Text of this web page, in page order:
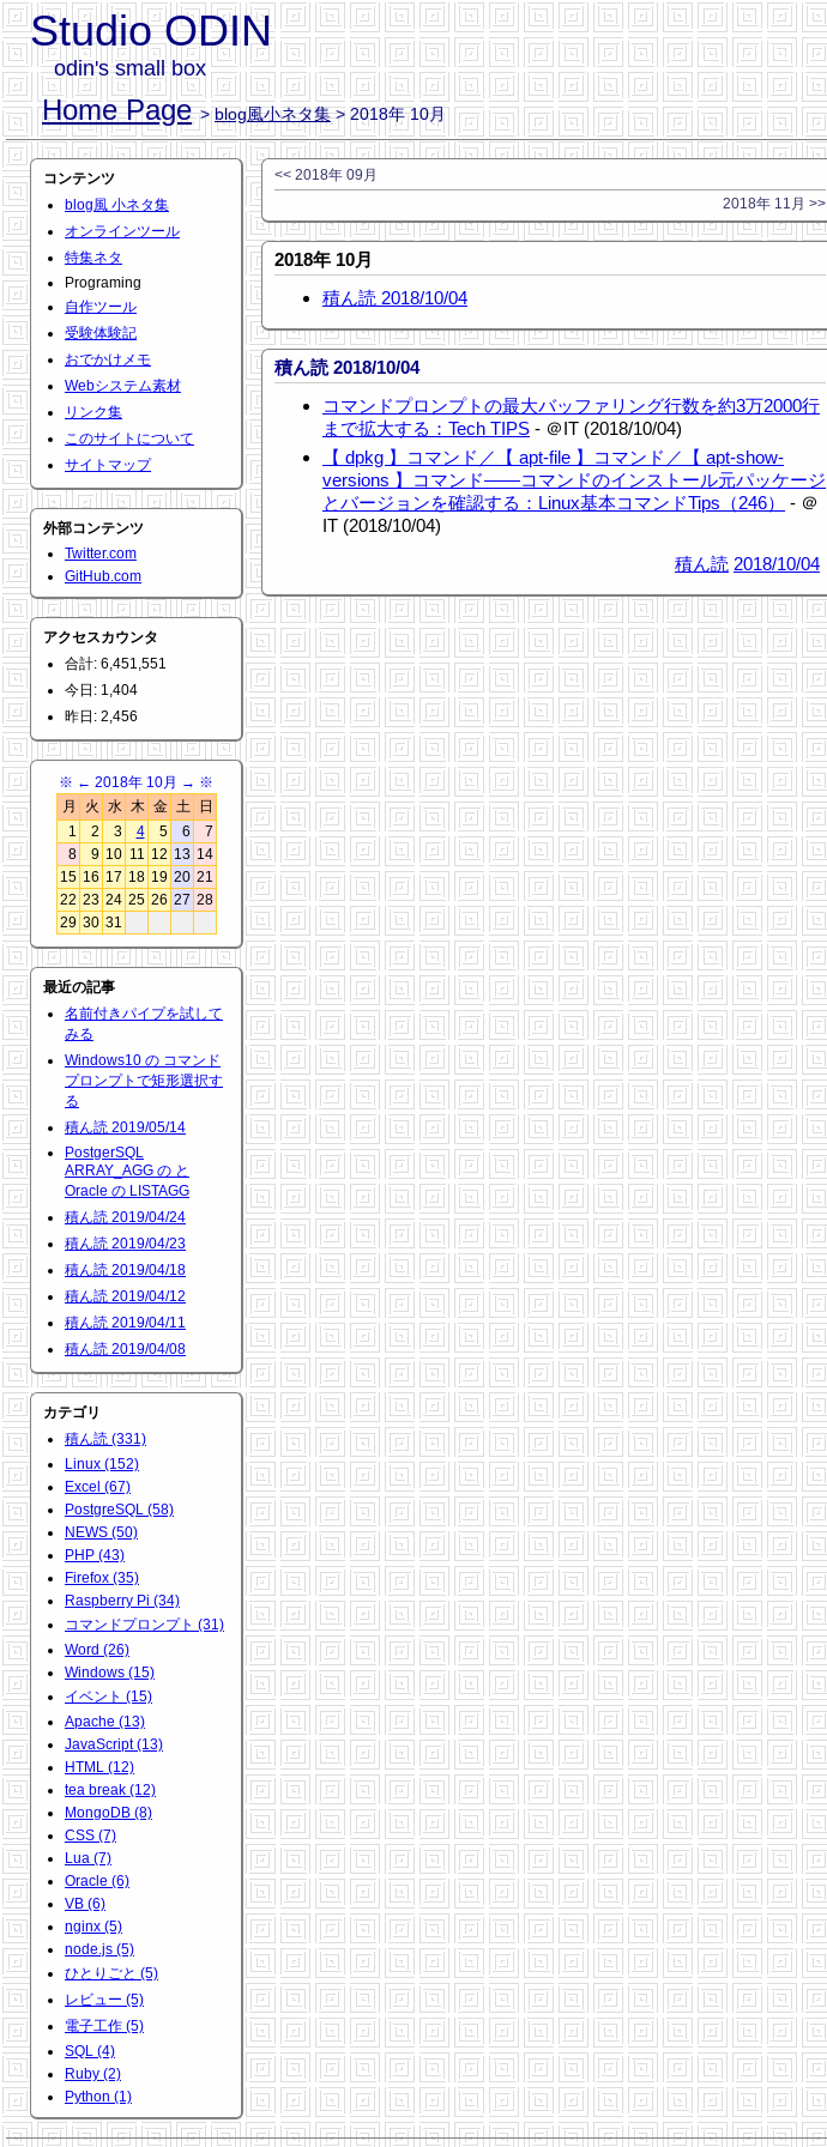
Studio ODIN
odin's small box
Home Page >blog風小ネタ集> 2018年 10月
コンテンツ
blog風 小ネタ集
オンラインツール
特集ネタ
Programing
自作ツール
受験体験記
おでかけメモ
Webシステム素材
リンク集
このサイトについて
サイトマップ
外部コンテンツ
Twitter.com
GitHub.com
アクセスカウンタ
合計: 6,451,551
今日: 1,404
昨日: 2,456
※ ← 2018年 10月 → ※
月
火 水 木 金 土
日
1
2 3 4 5 6
7
8
9 10 11 12 13 14
15 16 17 18 19 20 21
22 23 24 25 26 27 28
29 30 31
最近の記事
名前付きパイプを試して
みる
Windows10 の コマンド
プロンプトで矩形選択す
る
積ん読 2019/05/14
PostgerSQL
ARRAY_AGG の と
Oracle の LISTAGG
積ん読 2019/04/24
積ん読 2019/04/23
積ん読 2019/04/18
積ん読 2019/04/12
積ん読 2019/04/11
積ん読 2019/04/08
カテゴリ
積ん読 (331)
Linux (152)
Excel (67)
PostgreSQL (58)
NEWS (50)
PHP (43)
Firefox (35)
Raspberry Pi (34)
コマンドプロンプト (31)
Word (26)
Windows (15)
イベント (15)
Apache (13)
JavaScript (13)
HTML (12)
tea break (12)
MongoDB (8)
CSS (7)
Lua (7)
Oracle (6)
VB (6)
nginx (5)
node.js (5)
ひとりごと (5)
レビュー (5)
電子工作 (5)
SQL (4)
Ruby (2)
Python (1)
<< 2018年 09月
2018年 11月 >>
2018年 10月
積ん読 2018/10/04
積ん読 2018/10/04
コマンドプロンプトの最大バッファリング行数を約3万2000行
まで拡大する：Tech TIPS - ＠IT (2018/10/04)
【 dpkg 】コマンド／【 apt-file 】コマンド／【 apt-show-
versions 】コマンド――コマンドのインストール元パッケージ
とバージョンを確認する：Linux基本コマンドTips（246）
- ＠
IT (2018/10/04)
積ん読 2018/10/04